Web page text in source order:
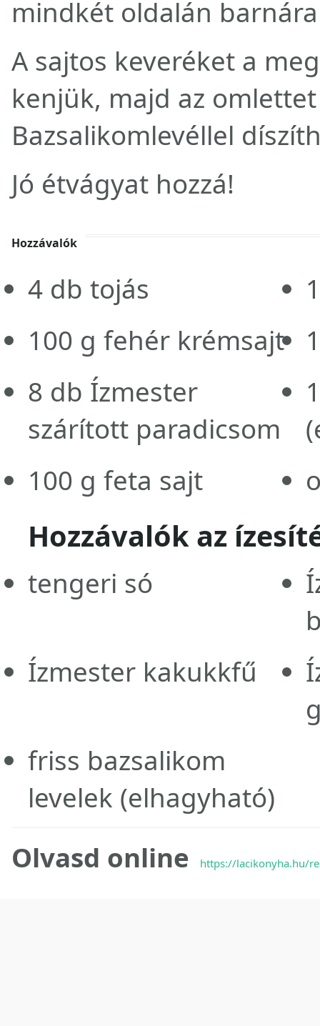
mindkét oldalán
A sajtos keveréket a
kenjük, majd az
Bazsalikomlevéllel
Jó étvágyat hozzá!
Hozzávalók
4 db tojás
100 g fehér krémsajt
8 db Ízmester
szárított paradicsom
100 g feta sajt
Hozzávalók az
tengeri só
Ízmester kakukkfű
friss bazsalikom
levelek (elhagyható)
Olvasd online
https://lacikonyha.hu/